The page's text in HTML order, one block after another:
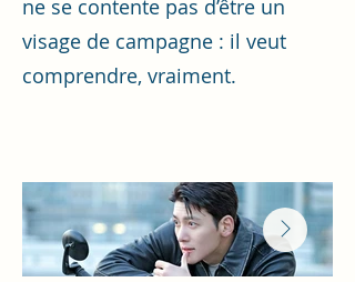
ne se contente pas d’être un
visage de campagne : il veut
comprendre, vraiment.